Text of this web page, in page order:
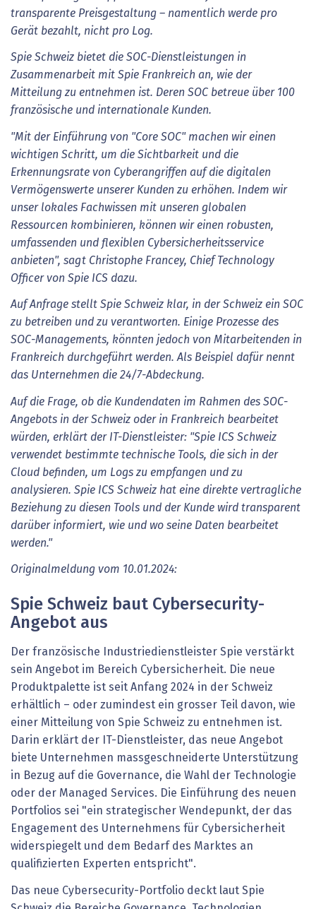
transparente Preisgestaltung – namentlich werde pro
Gerät bezahlt, nicht pro Log.
Spie Schweiz bietet die SOC-Dienstleistungen in
Zusammenarbeit mit Spie Frankreich an, wie der
Mitteilung zu entnehmen ist. Deren SOC betreue über 100
französische und internationale Kunden.
"Mit der Einführung von "Core SOC" machen wir einen
wichtigen Schritt, um die Sichtbarkeit und die
Erkennungsrate von Cyberangriffen auf die digitalen
Vermögenswerte unserer Kunden zu erhöhen. Indem wir
unser lokales Fachwissen mit unseren globalen
Ressourcen kombinieren, können wir einen robusten,
umfassenden und flexiblen Cybersicherheitsservice
anbieten", sagt Christophe Francey, Chief Technology
Officer von Spie ICS dazu.
Auf Anfrage stellt Spie Schweiz klar, in der Schweiz ein SOC
zu betreiben und zu verantworten. Einige Prozesse des
SOC-Managements, könnten jedoch von Mitarbeitenden in
Frankreich durchgeführt werden. Als Beispiel dafür nennt
das Unternehmen die 24/7-Abdeckung.
Auf die Frage, ob die Kundendaten im Rahmen des SOC-
Angebots in der Schweiz oder in Frankreich bearbeitet
würden, erklärt der IT-Dienstleister: "Spie ICS Schweiz
verwendet bestimmte technische Tools, die sich in der
Cloud befinden, um Logs zu empfangen und zu
analysieren. Spie ICS Schweiz hat eine direkte vertragliche
Beziehung zu diesen Tools und der Kunde wird transparent
darüber informiert, wie und wo seine Daten bearbeitet
werden."
Originalmeldung vom 10.01.2024:
Spie Schweiz baut Cybersecurity-
Angebot aus
Der französische Industriedienstleister Spie verstärkt
sein Angebot im Bereich Cybersicherheit. Die neue
Produktpalette ist seit Anfang 2024 in der Schweiz
erhältlich – oder zumindest ein grosser Teil davon, wie
einer Mitteilung von Spie Schweiz zu entnehmen ist.
Darin erklärt der IT-Dienstleister, das neue Angebot
biete Unternehmen massgeschneiderte Unterstützung
in Bezug auf die Governance, die Wahl der Technologie
oder der Managed Services. Die Einführung des neuen
Portfolios sei "ein strategischer Wendepunkt, der das
Engagement des Unternehmens für Cybersicherheit
widerspiegelt und dem Bedarf des Marktes an
qualifizierten Experten entspricht".
Das neue Cybersecurity-Portfolio deckt laut Spie